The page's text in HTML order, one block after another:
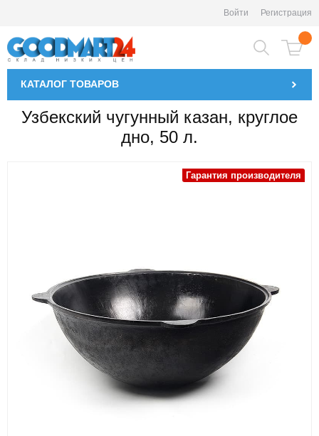
Войти Регистрация
КАТАЛОГ ТОВАРОВ
Узбекский чугунный казан, круглое
дно, 50 л.
Гарантия производителя